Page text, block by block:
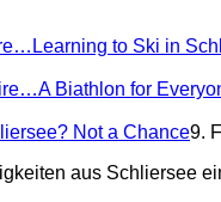
to Ski in
Biathlon for
Not a Chance9.
aus Schliersee